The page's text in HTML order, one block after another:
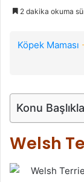
2 dakika okuma
Köpek Maması
Konu
Welsh